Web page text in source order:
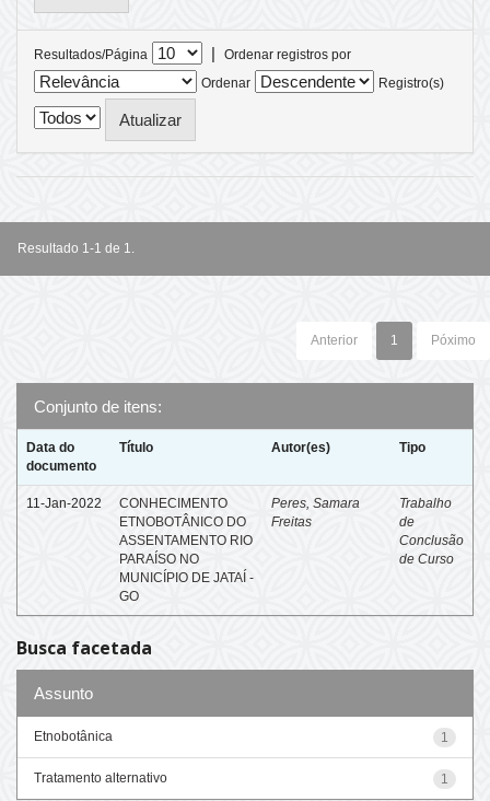
Resultados/Página |
Ordenar registros por
Ordenar
Registro(s)
Resultado 1-1 de 1.
Anterior 1 Póximo
Conjunto de itens:
Data do
documento
Título Autor(es) Tipo
11-Jan-2022
CONHECIMENTO
ETNOBOTÂNICO DO
ASSENTAMENTO RIO
PARAÍSO NO
MUNICÍPIO DE JATAÍ -
GO
Peres, Samara
Freitas
Trabalho
de
Conclusão
de Curso
Busca facetada
Assunto
1
Etnobotânica
1
Tratamento alternativo